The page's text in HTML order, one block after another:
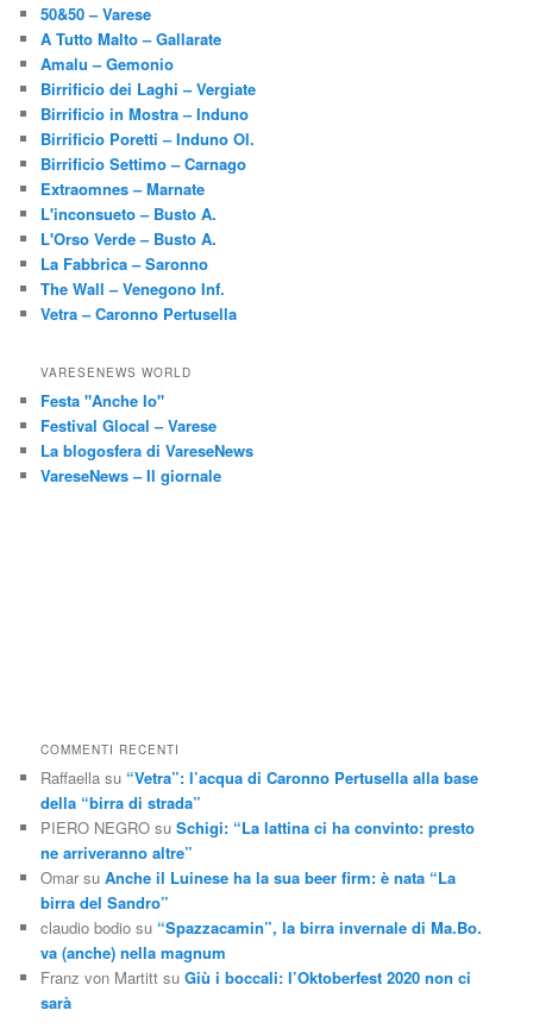
50&50 – Varese
A Tutto Malto – Gallarate
Amalu – Gemonio
Birrificio dei Laghi – Vergiate
Birrificio in Mostra – Induno
Birrificio Poretti – Induno Ol.
Birrificio Settimo – Carnago
Extraomnes – Marnate
L'inconsueto – Busto A.
L'Orso Verde – Busto A.
La Fabbrica – Saronno
The Wall – Venegono Inf.
Vetra – Caronno Pertusella
VARESENEWS WORLD
Festa "Anche Io"
Festival Glocal – Varese
La blogosfera di VareseNews
VareseNews – Il giornale
COMMENTI RECENTI
Raffaella su “Vetra”: l’acqua di Caronno Pertusella alla base
della “birra di strada”
PIERO NEGRO suSchigi: “La lattina ci ha convinto: presto
ne arriveranno altre”
Omar suAnche il Luinese ha la sua beer firm: è nata “La
birra del Sandro”
claudio bodio su “Spazzacamin”, la birra invernale di Ma.Bo.
va (anche) nella magnum
Franz von Martitt suGiù i boccali: l’Oktoberfest 2020 non ci
sarà